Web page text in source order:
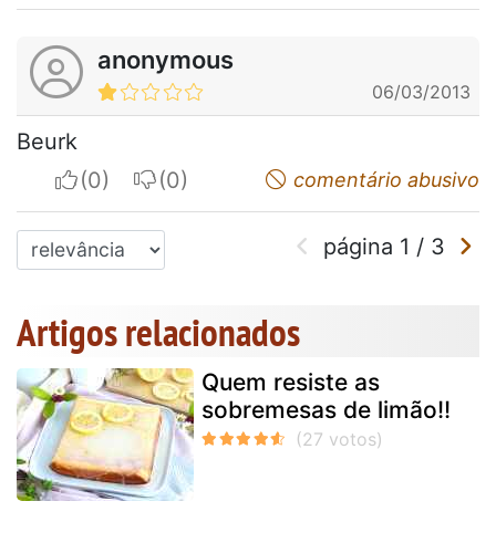
anonymous
06/03/2013
Beurk
I apreciateI do not appreciatecomentário abusivo
página 1 / 3
Artigos relacionados
Quem resiste as
sobremesas de limão!!